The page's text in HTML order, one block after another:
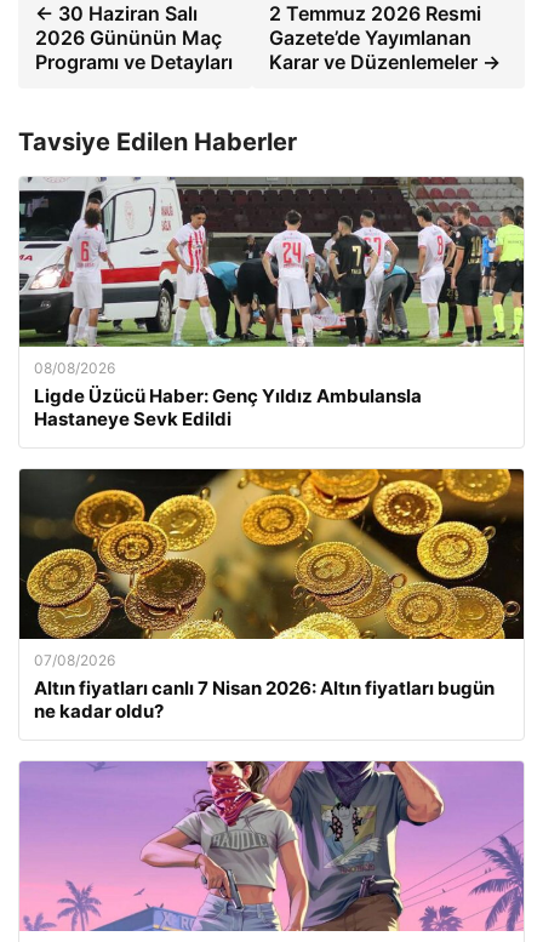
← 30 Haziran Salı
2026 Gününün Maç
Programı ve Detayları
2 Temmuz 2026 Resmi
Gazete’de Yayımlanan
Karar ve Düzenlemeler →
Tavsiye Edilen Haberler
08/08/2026
Ligde Üzücü Haber: Genç Yıldız Ambulansla
Hastaneye Sevk Edildi
07/08/2026
Altın fiyatları canlı 7 Nisan 2026: Altın fiyatları bugün
ne kadar oldu?